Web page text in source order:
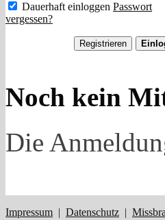
Dauerhaft einloggen Passwort
vergessen?
Noch kein
Die
Impressum | Datenschutz |